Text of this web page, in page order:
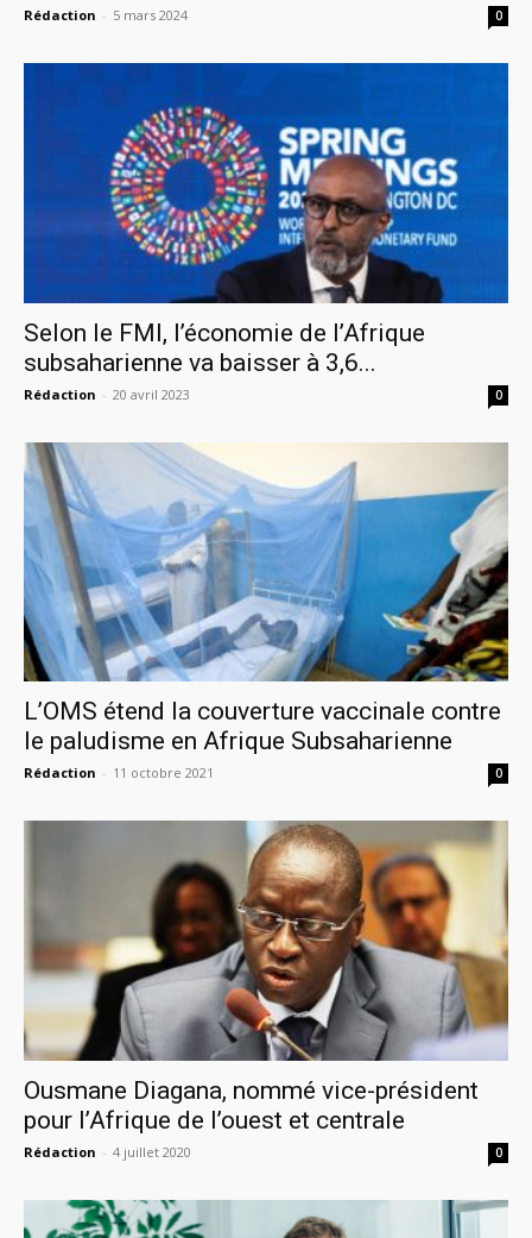
Rédaction - 5 mars 2024 0
Selon le FMI, l’économie de l’Afrique
subsaharienne va baisser à 3,6...
Rédaction - 20 avril 2023 0
L’OMS étend la couverture vaccinale contre
le paludisme en Afrique Subsaharienne
Rédaction - 11 octobre 2021 0
Ousmane Diagana, nommé vice-président
pour l’Afrique de l’ouest et centrale
Rédaction - 4 juillet 2020 0